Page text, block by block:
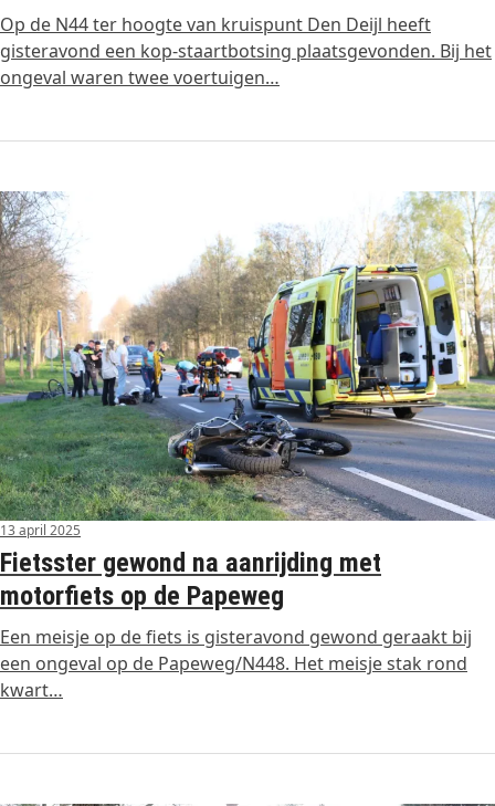
Op de N44 ter hoogte van kruispunt Den Deijl heeft
gisteravond een kop-staartbotsing plaatsgevonden. Bij het
ongeval waren twee voertuigen…
13 april 2025
Fietsster gewond na aanrijding met
motorfiets op de Papeweg
Een meisje op de fiets is gisteravond gewond geraakt bij
een ongeval op de Papeweg/N448. Het meisje stak rond
kwart…